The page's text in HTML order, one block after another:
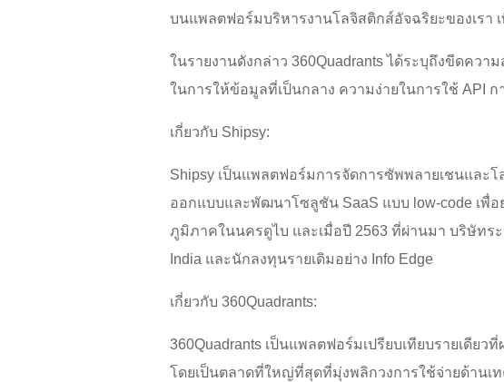
บนแพลตฟอร์มบริหารงานโลจิสติกส์อัจฉริยะของเรา
ในรายงานดังกล่าว 360Quadrants ได้ระบุถึงขีดคว
ในการให้ข้อมูลที่เป็นกลาง ความง่ายในการใช้ API
เกี่ยวกับ Shipsy:
Shipsy เป็นแพลตฟอร์มการจัดการซัพพลายเชนและ
ออกแบบและพัฒนาโซลูชัน SaaS แบบ low-code เพื่
ภูมิภาคในนครดูไบ และเมื่อปี 2563 ที่ผ่านมา บริษัทร
India และนักลงทุนรายเดิมอย่าง Info Edge
เกี่ยวกับ 360Quadrants:
360Quadrants เป็นแพลตฟอร์มเปรียบเทียบรายเดีย
โดยเป็นตลาดที่ใหญ่ที่สุดที่มุ่งพลิกวงการใช้จ่ายด้าน